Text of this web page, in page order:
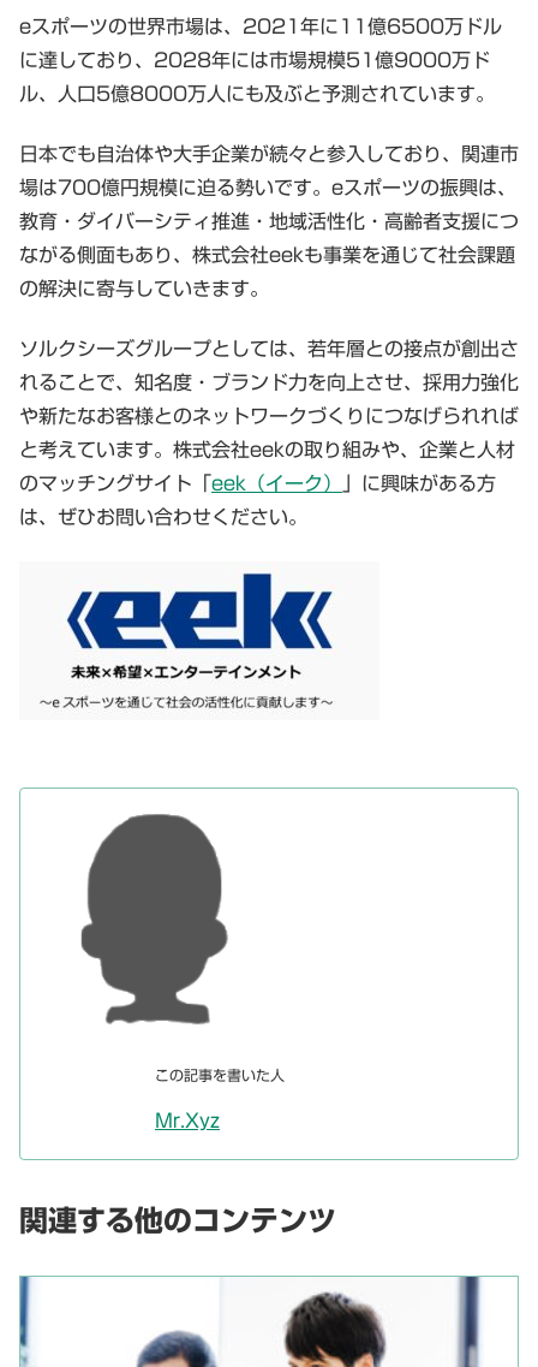
eスポーツの世界市場は、2021年に11億6500万ドル
に達しており、2028年には市場規模51億9000万ド
ル、人口5億8000万人にも及ぶと予測されています。
日本でも自治体や大手企業が続々と参入しており、関連市
場は700億円規模に迫る勢いです。eスポーツの振興は、
教育・ダイバーシティ推進・地域活性化・高齢者支援につ
ながる側面もあり、株式会社eekも事業を通じて社会課題
の解決に寄与していきます。
ソルクシーズグループとしては、若年層との接点が創出さ
れることで、知名度・ブランド力を向上させ、採用力強化
や新たなお客様とのネットワークづくりにつなげられれば
と考えています。株式会社eekの取り組みや、企業と人材
のマッチングサイト「 eek（イーク）
」に興味がある方
は、ぜひお問い合わせください。
この記事を書いた人
Mr.Xyz
関連する他のコンテンツ